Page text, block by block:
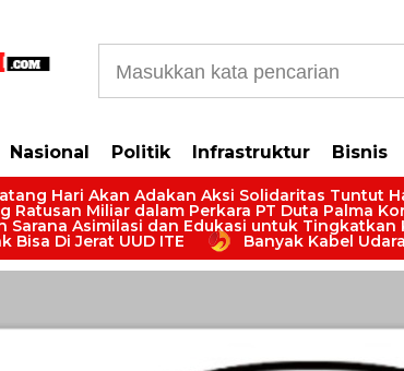
Nasional Politik Infrastruktur Bisnis
Hari Akan Adakan Aksi Solidaritas Tuntut
Ratusan Miliar dalam Perkara PT Duta Palma
Sarana Asimilasi dan Edukasi untuk
Bisa Di Jerat UUD ITE Banyak Kabel
Memberikan Bantuan Hukum Kepada Masyarakat di